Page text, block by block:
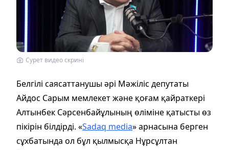
Сурет видео скрині
Белгілі саясаттанушы әрі Мәжіліс депутаты
Айдос Сарым мемлекет және қоғам қайраткері
Алтынбек Сәрсенбайұлының өліміне қатысты өз
пікірін білдірді. «Sadaq media» арнасына берген
сұхбатында ол бұл қылмысқа Нұрсұлтан